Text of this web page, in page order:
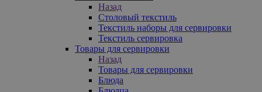
Назад
Столовый текстиль
Текстиль наборы для сервировки
Текстиль сервировка
Товары для сервировки
Назад
Товары для сервировки
Блюда